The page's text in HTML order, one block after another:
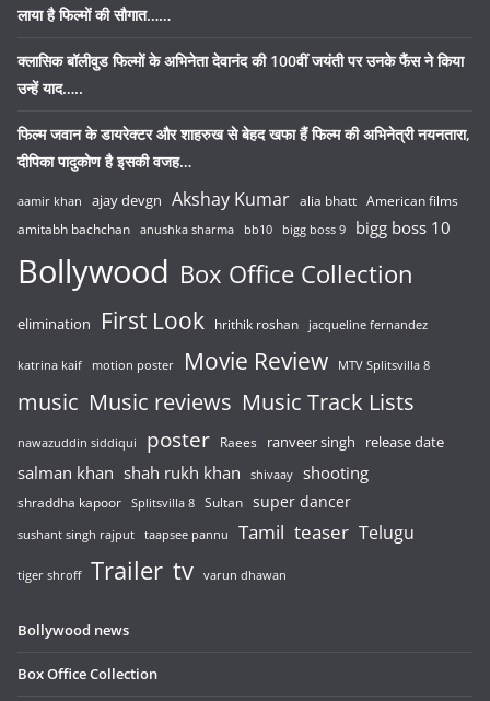
लाया है फिल्मों की सौगात……
क्लासिक बॉलीवुड फिल्मों के अभिनेता देवानंद की 100वीं जयंती पर उनके फैंस ने किया
उन्हें याद…..
फिल्म जवान के डायरेक्टर और शाहरुख से बेहद खफा हैं फिल्म की अभिनेत्री नयनतारा,
दीपिका पादुकोण है इसकी वजह…
aamir khan ajay devgn Akshay Kumar alia bhatt American films
amitabh bachchan anushka sharma bb10 bigg boss 9 bigg boss 10
Bollywood Box Office Collection
elimination First Look hrithik roshan jacqueline fernandez
katrina kaif motion poster Movie Review MTV Splitsvilla 8
music Music reviews Music Track Lists
nawazuddin siddiqui poster Raees ranveer singh release date
salman khan shah rukh khan shivaay shooting
shraddha kapoor Splitsvilla 8 Sultan super dancer
sushant singh rajput taapsee pannu Tamil teaser Telugu
tiger shroff Trailer tv varun dhawan
Bollywood news
Box Office Collection